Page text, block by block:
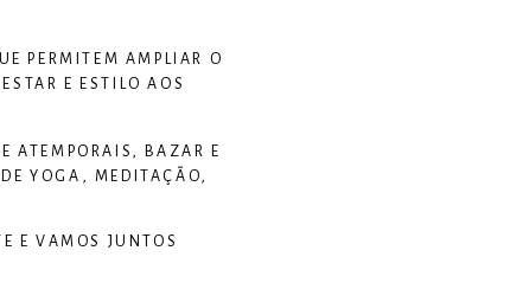
PERMITEM AMPLIAR O
E ESTILO AOS
ATEMPORAIS, BAZAR E
YOGA, MEDITAÇÃO,
E VAMOS JUNTOS